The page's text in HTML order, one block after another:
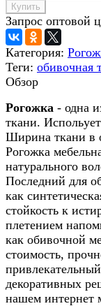
Купить
Запрос оптовой
Категория:
Теги: обивочная
Обзор
Рогожка - одна
ткани.
Ширина ткани в
Рогожка
натурального
Последний для
как
стойкость к
плетением
как обивочной
стоимость,
декоративных
нашем интернет